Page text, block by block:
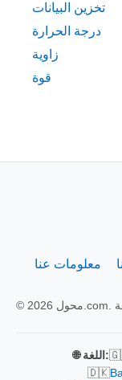
تخزين البيانات
درجة الحرارة
زاوية
قوة
معلومات عنا
🌐 اللغة:
🇩🇰